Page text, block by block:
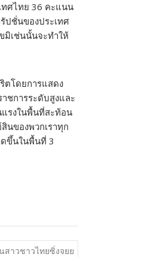
ทศไทย 36 คะแนน
ปชั่นของประเทศ
มิเช่นนั้นจะทำให้
ตโดยการแสดง
ชการระดับสูงและ
รงในพื้นที่สะท้อน
นของพวกเราทุก
ขึ้นในพื้นที่ 3
าวชาวไทยซิ่งจยย